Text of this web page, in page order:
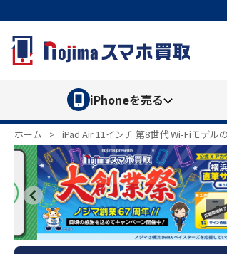
iPhoneを売る
ホーム > iPad Air 11インチ 第8世代 Wi-Fiモデル